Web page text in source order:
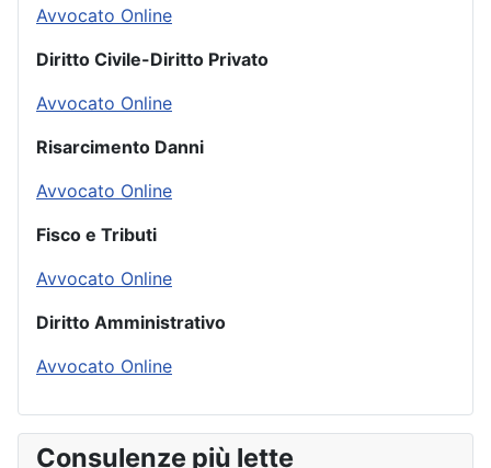
Avvocato Online
Diritto Civile-Diritto Privato
Avvocato Online
Risarcimento Danni
Avvocato Online
Fisco e Tributi
Avvocato Online
Diritto Amministrativo
Avvocato Online
Consulenze più lette